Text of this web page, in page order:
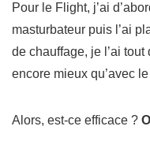
Pour le Flight, j’ai
masturbateur puis l’ai
de chauffage, je l’ai
encore mieux qu’avec
Alors, est-ce efficace ?